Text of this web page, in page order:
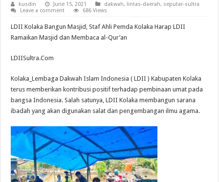
kusdin June 15, 2021 dakwah, lintas-daerah, seputar-sultra
Leave a comment
686 Views
LDII Kolaka Bangun Masjid, Staf Ahli Pemda Kolaka Harap LDII
Ramaikan Masjid dan Membaca al-Qur’an
LDIISultra.Com
Kolaka_Lembaga Dakwah Islam Indonesia ( LDII ) Kabupaten Kolaka
terus memberikan kontribusi positif terhadap pembinaan umat pada
bangsa Indonesia. Salah satunya, LDII Kolaka membangun sarana
ibadah yang akan digunakan salat dan pengembangan ilmu agama.